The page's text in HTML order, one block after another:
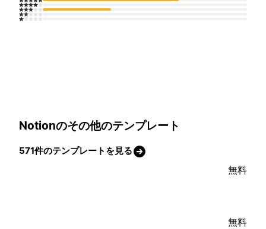
Notionのその他のテンプレート
571件のテンプレートを見る
無料
無料